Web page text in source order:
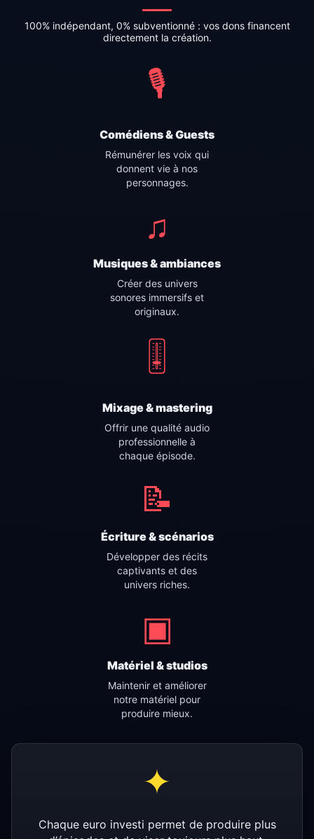
100% indépendant, 0% subventionné : vos dons financent
directement la création.
🎙️
Comédiens & Guests
Rémunérer les voix qui
donnent vie à nos
personnages.
♫
Musiques & ambiances
Créer des univers
sonores immersifs et
originaux.
🎚️
Mixage & mastering
Offrir une qualité audio
professionnelle à
chaque épisode.
📝
Écriture & scénarios
Développer des récits
captivants et des
univers riches.
▣
Matériel & studios
Maintenir et améliorer
notre matériel pour
produire mieux.
✦
Chaque euro investi permet de produire plus